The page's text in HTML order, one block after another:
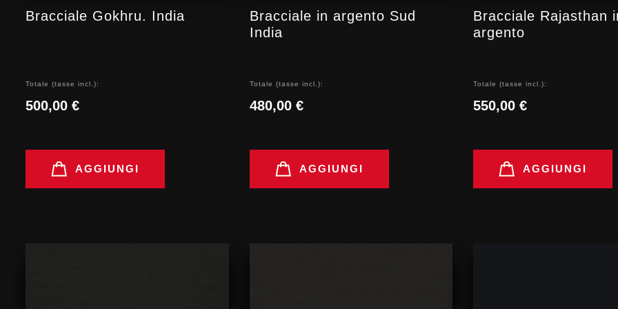
Bracciale Gokhru. India
Totale (tasse incl.):
500,00 €
AGGIUNGI
Bracciale in argento Sud
India
Totale (tasse incl.):
480,00 €
AGGIUNGI
Bracciale Rajasthan
argento
Totale (tasse incl.):
550,00 €
AGGIUNGI